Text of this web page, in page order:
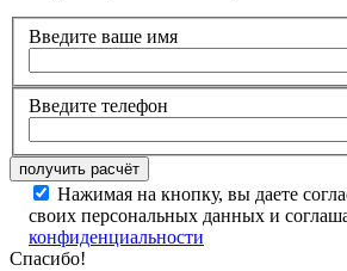
Введите ваше имя
Введите телефон
Нажимая на кнопку, вы даете
своих персональных данных и
конфиденциальности
Спасибо!